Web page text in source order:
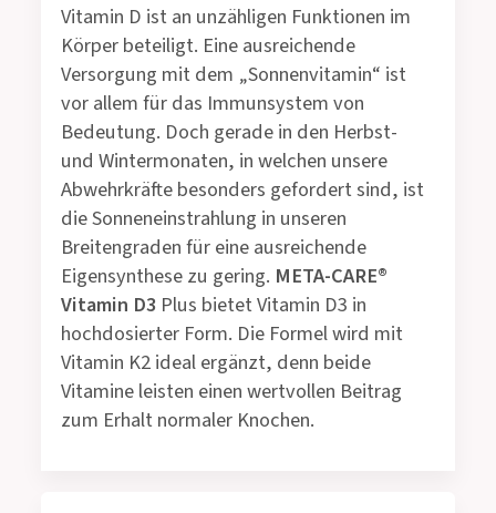
Vitamin D ist an unzähligen Funktionen im
Körper beteiligt. Eine ausreichende
Versorgung mit dem „Sonnenvitamin“ ist
vor allem für das Immunsystem von
Bedeutung. Doch gerade in den Herbst-
und Wintermonaten, in welchen unsere
Abwehrkräfte besonders gefordert sind, ist
die Sonneneinstrahlung in unseren
Breitengraden für eine ausreichende
Eigensynthese zu gering. META-CARE®
Vitamin D3 Plus bietet Vitamin D3 in
hochdosierter Form. Die Formel wird mit
Vitamin K2 ideal ergänzt, denn beide
Vitamine leisten einen wertvollen Beitrag
zum Erhalt normaler Knochen.